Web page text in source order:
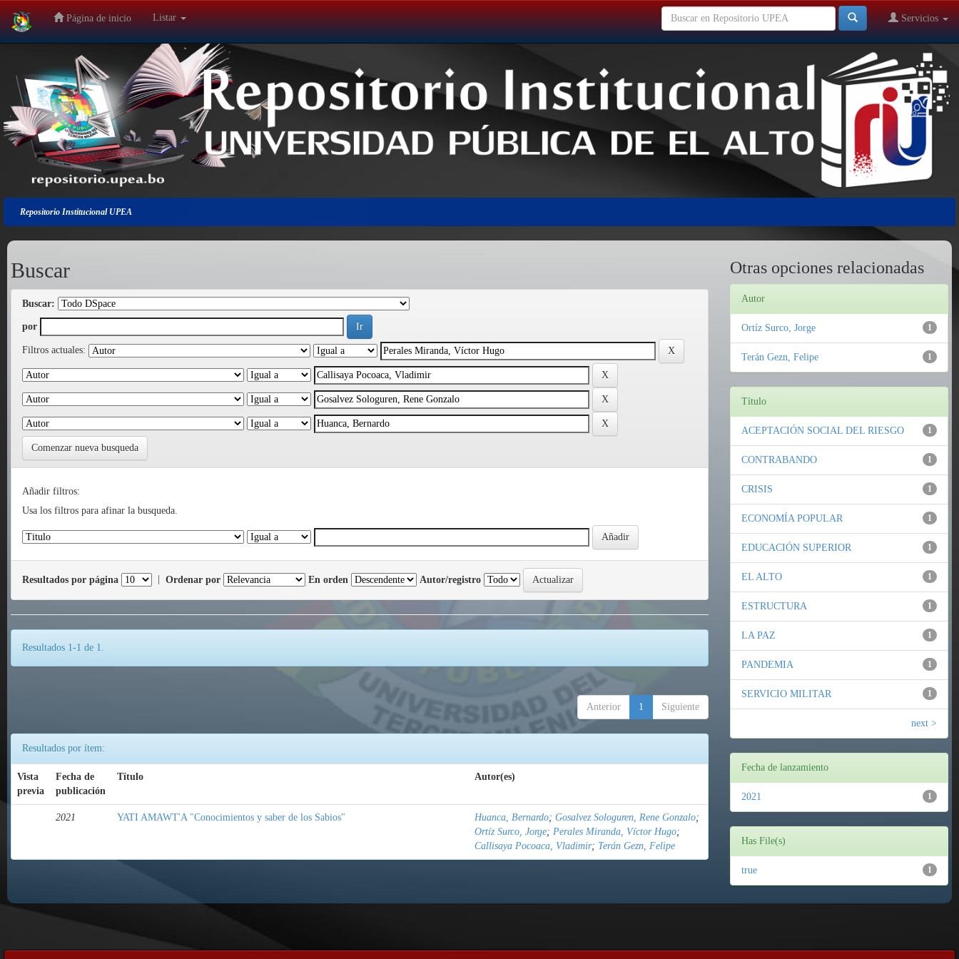
Salir
navegación
Página de inicio Listar Servicios
Repositorio Institucional UPEA
Buscar
Buscar:
por
Filtros actuales:
Comenzar nueva busqueda
Añadir filtros:
Usa los filtros para afinar la busqueda.
Resultados por página Ordenar por En orden Autor/registro
Resultados 1-1 de 1.
Anterior 1 Siguiente
Resultados por ítem:
Vista
previa
Fecha de
publicación
Título Autor(es)
2021 YATI AMAWT'A "Conocimientos y saber de los Sabios" Huanca, Bernardo; Gosalvez Sologuren, Rene Gonzalo;
Ortíz Surco, Jorge; Perales Miranda, Víctor Hugo;
Callisaya Pocoaca, Vladimir; Terán Gezn, Felipe
Otras opciones relacionadas
Autor
1
Ortíz Surco, Jorge
1
Terán Gezn, Felipe
Título
1
ACEPTACIÓN SOCIAL DEL RIESGO
1
CONTRABANDO
1
CRISIS
1
ECONOMÍA POPULAR
1
EDUCACIÓN SUPERIOR
1
EL ALTO
1
ESTRUCTURA
1
LA PAZ
1
PANDEMIA
1
SERVICIO MILITAR
next >
Fecha de lanzamiento
1
2021
Has File(s)
1
true